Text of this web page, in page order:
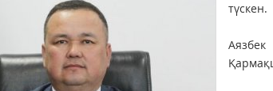
түскен.